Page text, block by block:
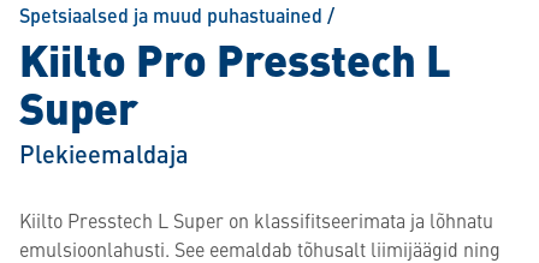
Spetsiaalsed ja muud puhastuained /
Kiilto Pro Presstech L
Super
Plekieemaldaja
Kiilto Presstech L Super on klassifitseerimata ja lõhnatu
emulsioonlahusti. See eemaldab tõhusalt liimijäägid ning